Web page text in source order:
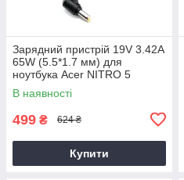
Зарядний пристрій 19V 3.42A
65W (5.5*1.7 мм) для
ноутбука Acer NITRO 5
AN515-31 65
В наявності
499 ₴ 624 ₴
Купити